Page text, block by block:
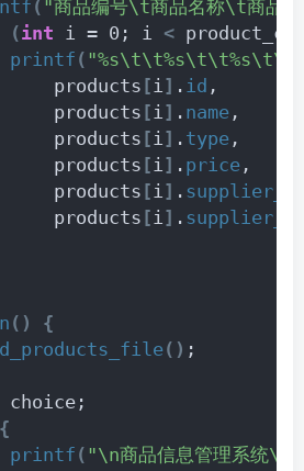
( "商品编号\t商品名称\t商品
(int i = 0; i <
printf (
products
[i] . id ,
products
[i] . name ,
products
[i] . type ,
products
[i] . price ,
products
[i] .
products
[i] .
()
{
() ;
choice;
{
printf ( "\n商品信息管理系统\n"